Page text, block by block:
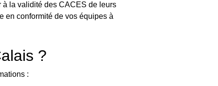
la validité des CACES de leurs
en conformité de vos équipes à
?
: